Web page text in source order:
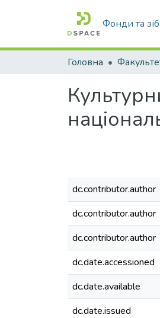
Фонди та
Головна
dc.contributor.author
dc.contributor.author
dc.contributor.author
dc.date.accessioned
dc.date.available
dc.date.issued